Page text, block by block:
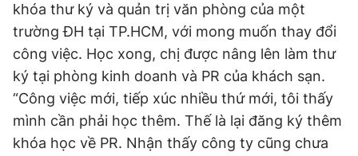
khóa thư ký và quản trị văn phòng của một
trường ĐH tại TP.HCM, với mong muốn thay đổi
công việc. Học xong, chị được nâng lên làm thư
ký tại phòng kinh doanh và PR của khách sạn.
“Công việc mới, tiếp xúc nhiều thứ mới, tôi thấy
mình cần phải học thêm. Thế là lại đăng ký thêm
khóa học về PR. Nhận thấy công ty cũng chưa